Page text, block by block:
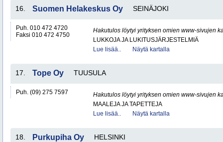
16. Suomen Helakeskus Oy SEINÄJOKI
Puh. 010 472 4720
Faksi 010 472 4750
Hakutulos löytyi yrityksen omien www-sivujen
LUKKOJA JA LUKITUSJÄRJESTELMIÄ
Lue lisää..
Näytä kartalla
17. Tope Oy TUUSULA
Puh. (09) 275 7597
Hakutulos löytyi yrityksen omien www-sivujen
MAALEJA JA TAPETTEJA
Lue lisää..
Näytä kartalla
18. Purkupiha Oy HELSINKI